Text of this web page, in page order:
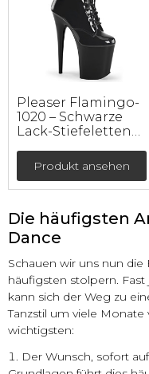
Pleaser Flamingo-
1020 – Schwarze
Lack-Stiefeletten
Produkt ansehen
Die häufigsten
Dance
Schauen wir uns nun
häufigsten stolpern.
kann sich der Weg zu
Tanzstil um viele
wichtigsten:
Der Wunsch, sofort